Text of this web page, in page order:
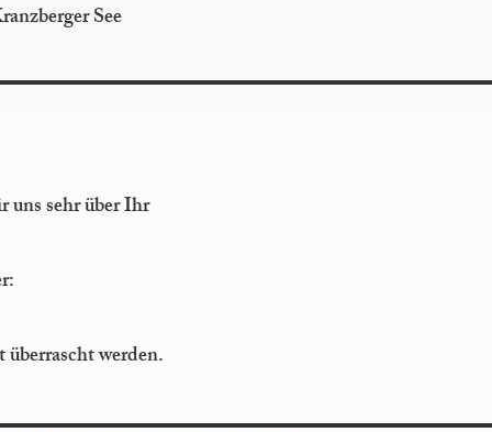
See
uns sehr über Ihr
werden.